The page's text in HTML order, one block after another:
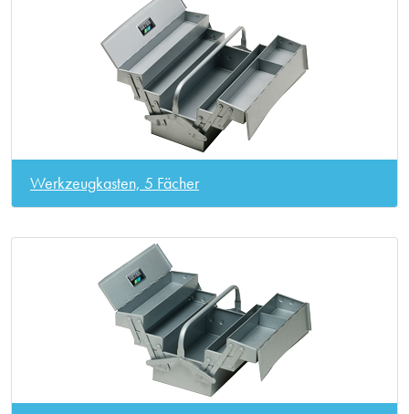
Werkzeugkasten, 5 Fächer